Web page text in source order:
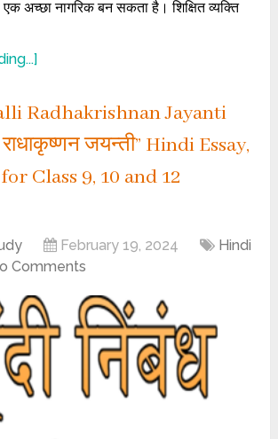
एक अच्छा नागरिक बन सकता है। शिक्षित व्यक्ति
Radhakrishnan Jayanti
राधाकृष्णन जयन्ती” Hindi Essay,
Class 9, 10 and 12
February 19, 2024
Hindi
Comments